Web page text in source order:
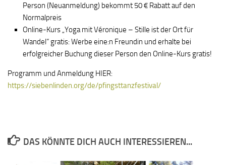
Person (Neuanmeldung) bekommt 50 € Rabatt auf den
Normalpreis
Online-Kurs „Yoga mit Véronique – Stille ist der Ort für
Wandel“ gratis: Werbe eine:n Freundin und erhalte bei
erfolgreicher Buchung dieser Person den Online-Kurs gratis!
Programm und Anmeldung HIER:
https://siebenlinden.org/de/pfingsttanzfestival/
DAS KÖNNTE DICH AUCH INTERESSIEREN...